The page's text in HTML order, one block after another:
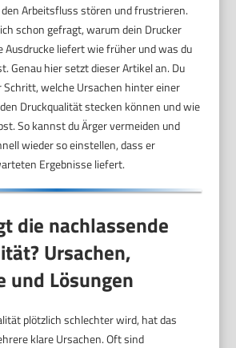
den Arbeitsfluss stören und frustrieren.
schon gefragt, warum dein Drucker
Ausdrucke liefert wie früher und was du
Genau hier setzt dieser Artikel an. Du
welche Ursachen hinter einer
Druckqualität stecken können und wie
So kannst du Ärger vermeiden und
wieder so einstellen, dass er
Ergebnisse liefert.
die nachlassende
Ursachen,
und Lösungen
plötzlich schlechter wird, hat das
klare Ursachen. Oft sind